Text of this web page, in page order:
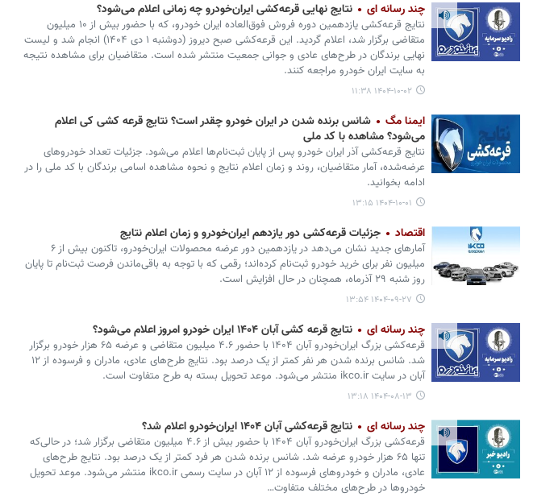
چند رسانه ای نتایج نهایی قرعه‌کشی ایران‌خودرو چه زمانی اعلام می‌شود؟
نتایج قرعه‌کشی یازدهمین دوره فروش فوق‌العاده ایران خودرو، که با حضور بیش از ۱۰ میلیون
متقاضی برگزار شد، اعلام گردید. این قرعه‌کشی صبح دیروز (دوشنبه ۱ دی ۱۴۰۴) انجام شد و لیست
نهایی برندگان در طرح‌های عادی و جوانی جمعیت منتشر شده است. متقاضیان برای مشاهده نتیجه
به سایت ایران خودرو مراجعه کنند.
۱۴۰۴-۱۰-۰۲ ۱۱:۳۸
ایمنا مگ
شانس برنده شدن در ایران خودرو چقدر است؟ نتایج قرعه‌ کشی کی اعلام
می‌شود؟ مشاهده با کد ملی
نتایج قرعه‌کشی آذر ایران خودرو پس از پایان ثبت‌نام‌ها اعلام می‌شود. جزئیات تعداد خودروهای
عرضه‌شده، آمار متقاضیان، روند و زمان اعلام نتایج و نحوه مشاهده اسامی برندگان با کد ملی را در
ادامه بخوانید.
۱۴۰۴-۱۰-۰۱ ۱۳:۱۵
اقتصاد جزئیات قرعه‌کشی دور یازدهم ایران‌خودرو و زمان اعلام نتایج
آمارهای جدید نشان می‌دهد در یازدهمین دور عرضه محصولات ایران‌خودرو، تاکنون بیش از ۶
میلیون نفر برای خرید خودرو ثبت‌نام کرده‌اند؛ رقمی که با توجه به باقی‌ماندن فرصت ثبت‌نام تا پایان
روز شنبه ۲۹ آذرماه، همچنان در حال افزایش است.
۱۴۰۴-۰۹-۲۷ ۱۳:۵۴
چند رسانه ای نتایج قرعه کشی آبان ۱۴۰۴ ایران خودرو امروز اعلام می‌شود؟
قرعه‌کشی بزرگ ایران‌خودرو آبان ۱۴۰۴ با حضور ۴.۶ میلیون متقاضی و عرضه ۶۵ هزار خودرو برگزار
شد. شانس برنده شدن هر نفر کمتر از یک درصد بود. نتایج طرح‌های عادی، مادران و فرسوده از ۱۲
آبان در سایت ikco.ir منتشر می‌شود. موعد تحویل بسته به طرح متفاوت است.
۱۴۰۴-۰۸-۱۳ ۱۳:۱۸
چند رسانه ای نتایج قرعه‌کشی آبان ۱۴۰۴ ایران‌خودرو اعلام شد؟
قرعه‌کشی بزرگ ایران‌خودرو آبان ۱۴۰۴ با حضور بیش از ۴.۶ میلیون متقاضی برگزار شد؛ در حالی‌که
تنها ۶۵ هزار خودرو عرضه شد. شانس برنده شدن هر فرد کمتر از یک درصد بود. نتایج طرح‌های
عادی، مادران و خودروهای فرسوده از ۱۲ آبان در سایت رسمی ikco.ir منتشر می‌شود. موعد تحویل
خودروها در طرح‌های مختلف متفاوت…